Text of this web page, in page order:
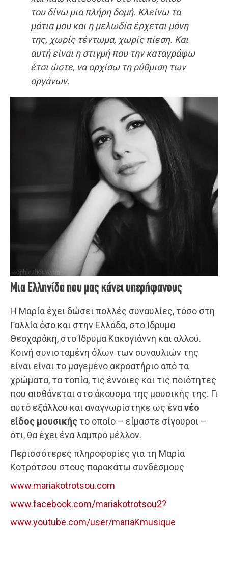
του δίνω μια πλήρη δομή. Κλείνω τα
μάτια μου και η μελωδία έρχεται μόνη
της, χωρίς τέντωμα, χωρίς πίεση. Και
αυτή είναι η στιγμή που την καταγράφω
έτσι ώστε, να αρχίσω τη ρύθμιση των
οργάνων.
Μια Ελληνίδα που μας κάνει υπερήφανους
Η Μαρία έχει δώσει πολλές συναυλίες, τόσο στη
Γαλλία όσο και στην Ελλάδα, στο Ίδρυμα
Θεοχαράκη, στο Ίδρυμα Κακογιάννη και αλλού.
Κοινή συνισταμένη όλων των συναυλιών της
είναι είναι το μαγεμένο ακροατήριο από τα
χρώματα, τα τοπία, τις έννοιες και τις ποιότητες
που αισθάνεται στο άκουσμα της μουσικής της. Γι
αυτό εξάλλου και αναγνωρίστηκε ως ένανέο
είδος μουσικής το οποίο – είμαστε σίγουροι –
ότι, θα έχει ένα λαμπρό μέλλον.
Περισσότερες πληροφορίες για τη Μαρία
Κοτρότσου στους παρακάτω συνδέσμους
www.mariakotrotsou.com
www.facebook.com/mariakotrotsou2?
www.youtube.com/user/mariaKmusique